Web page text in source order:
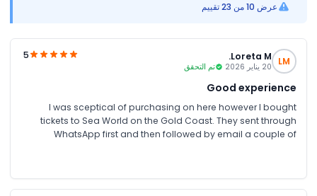
عرض 10 من 23 تقييم
LM
Loreta M.
20 يناير 2026 تم التحقق
5
Good experience
I was sceptical of purchasing on here however I bought
tickets to Sea World on the Gold Coast. They sent through
WhatsApp first and then followed by email a couple of